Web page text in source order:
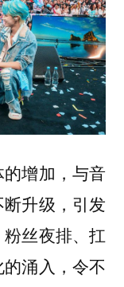
增加，与音
升级，引发
丝夜排、扛
涌入，令不